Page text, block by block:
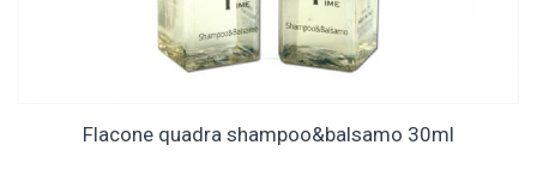
Flacone quadra shampoo&balsamo 30ml